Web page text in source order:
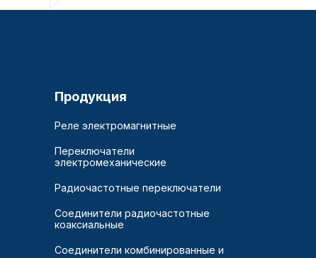
Продукция
Реле электромагнитные
Переключатели
электромеханические
Радиочастотные переключатели
Соединители радиочастотные
коаксиальные
Соединители комбинированные и